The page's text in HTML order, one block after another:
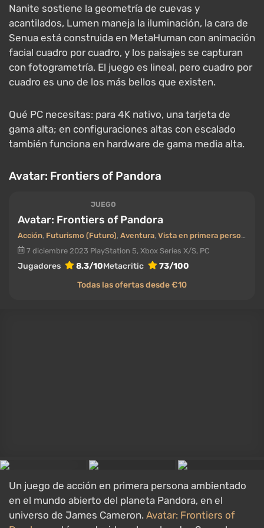
Todas las ofertas desde €10
Un juego de acción en primera persona ambientado
en el mundo abierto del planeta Pandora, en el
Pandoraestá construido sobre el motor Snowdrop
con trazado de rayos híbrido para iluminación,
reflejos y sombras, y sus junglas multicapa llenas de
juegos más exigentes en VRAM: en ultra necesita 12
mediocres (alrededor de 76 en Metacritic), pero como
escaparate visual es lo real.
Qué PC necesitas: 16 GB de RAM del sistema y una
tarjeta gráfica con VRAM de sobra.
Star Wars Outlaws